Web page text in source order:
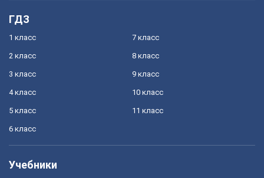
ГДЗ
1 класс
2 класс
3 класс
4 класс
5 класс
6 класс
7 класс
8 класс
9 класс
10 класс
11 класс
Учебники